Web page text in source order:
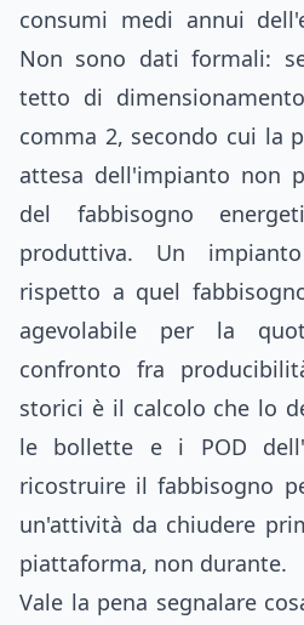
consumi medi annui
Non sono dati formali:
tetto di
comma 2, secondo cui la
attesa dell'impianto non
del fabbisogno
produttiva. Un impianto
rispetto a quel
agevolabile per la
confronto fra
storici è il calcolo che lo
le bollette e i POD
ricostruire il fabbisogno
un'attività da chiudere
piattaforma, non durante.
Vale la pena segnalare